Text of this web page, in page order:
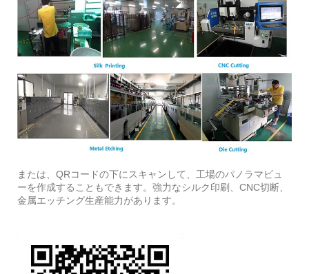
または、QRコードの下にスキャンして、工場のパノラマビュ
ーを作成することもできます。強力なシルク印刷、CNC切断、
金属エッチング生産能力があります。